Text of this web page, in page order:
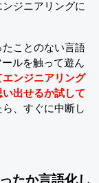
ジニアリングに
ことのない言語
ルを触って遊ん
エンジニアリング
出せるか試して
、すぐに中断し
たか言語化し